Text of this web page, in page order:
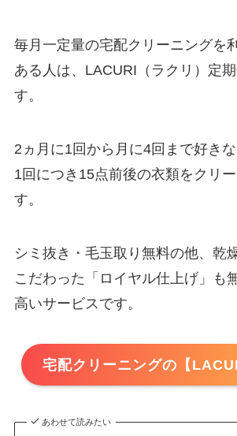
毎月一定量の宅配クリーニングを
ある人は、LACURI（ラクリ）定
す。
2ヵ月に1回から月に4回まで好きな
1回につき15点前後の衣類をクリ
す。
シミ抜き・毛玉取り無料の他、乾
こだわった「ロイヤル仕上げ」も
高いサービスです。
宅配クリーニングの【
あわせて読みたい